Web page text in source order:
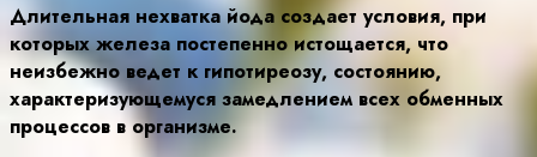
Длительная нехватка йода создает условия, при
которых железа постепенно истощается, что
неизбежно ведет к гипотиреозу, состоянию,
характеризующемуся замедлением всех обменных
процессов в организме.